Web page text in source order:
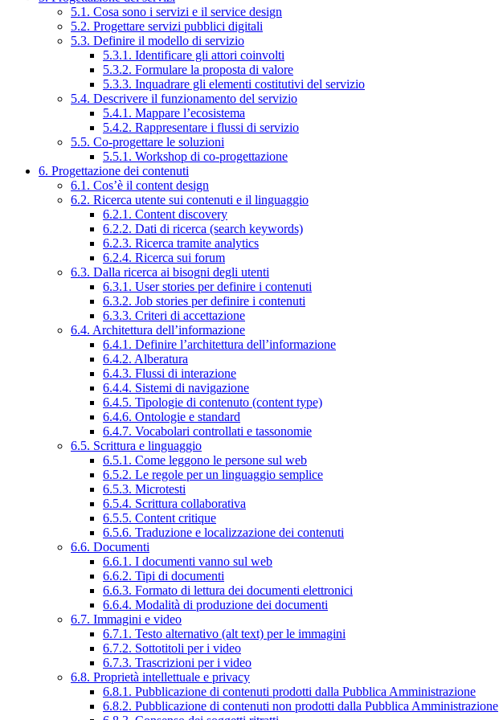
5.1. Cosa sono i servizi e il service design
5.2. Progettare servizi pubblici digitali
5.3. Definire il modello di servizio
5.3.1. Identificare gli attori coinvolti
5.3.2. Formulare la proposta di valore
5.3.3. Inquadrare gli elementi costitutivi del servizio
5.4. Descrivere il funzionamento del servizio
5.4.1. Mappare l’ecosistema
5.4.2. Rappresentare i flussi di servizio
5.5. Co-progettare le soluzioni
5.5.1. Workshop di co-progettazione
6. Progettazione dei contenuti
6.1. Cos’è il content design
6.2. Ricerca utente sui contenuti e il linguaggio
6.2.1. Content discovery
6.2.2. Dati di ricerca (search keywords)
6.2.3. Ricerca tramite analytics
6.2.4. Ricerca sui forum
6.3. Dalla ricerca ai bisogni degli utenti
6.3.1. User stories per definire i contenuti
6.3.2. Job stories per definire i contenuti
6.3.3. Criteri di accettazione
6.4. Architettura dell’informazione
6.4.1. Definire l’architettura dell’informazione
6.4.2. Alberatura
6.4.3. Flussi di interazione
6.4.4. Sistemi di navigazione
6.4.5. Tipologie di contenuto (content type)
6.4.6. Ontologie e standard
6.4.7. Vocabolari controllati e tassonomie
6.5. Scrittura e linguaggio
6.5.1. Come leggono le persone sul web
6.5.2. Le regole per un linguaggio semplice
6.5.3. Microtesti
6.5.4. Scrittura collaborativa
6.5.5. Content critique
6.5.6. Traduzione e localizzazione dei contenuti
6.6. Documenti
6.6.1. I documenti vanno sul web
6.6.2. Tipi di documenti
6.6.3. Formato di lettura dei documenti elettronici
6.6.4. Modalità di produzione dei documenti
6.7. Immagini e video
6.7.1. Testo alternativo (alt text) per le immagini
6.7.2. Sottotitoli per i video
6.7.3. Trascrizioni per i video
6.8. Proprietà intellettuale e privacy
6.8.1. Pubblicazione di contenuti prodotti dalla Pubblica Amministrazione
6.8.2. Pubblicazione di contenuti non prodotti dalla Pubblica Amministrazione